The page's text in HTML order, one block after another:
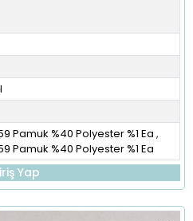
Pamuk %40 Polyester %1 Ea ,
Pamuk %40 Polyester %1 Ea
Yap